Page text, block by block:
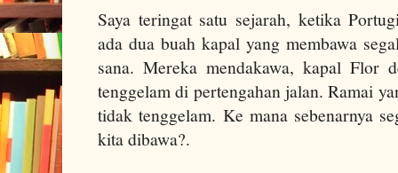
Saya teringat satu sejarah, ketika
ada dua buah kapal yang membawa
sana. Mereka mendakawa, kapal Flor
tenggelam di pertengahan jalan. Ramai
tidak tenggelam. Ke mana sebenarnya
kita dibawa?.